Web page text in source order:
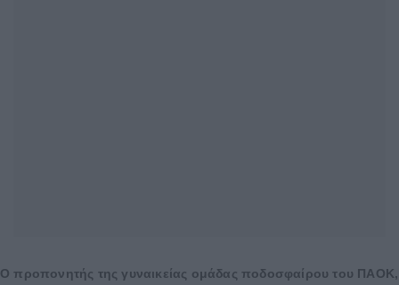
O προπονητής της γυναικείας ομάδας ποδοσφαίρου του ΠAOK,